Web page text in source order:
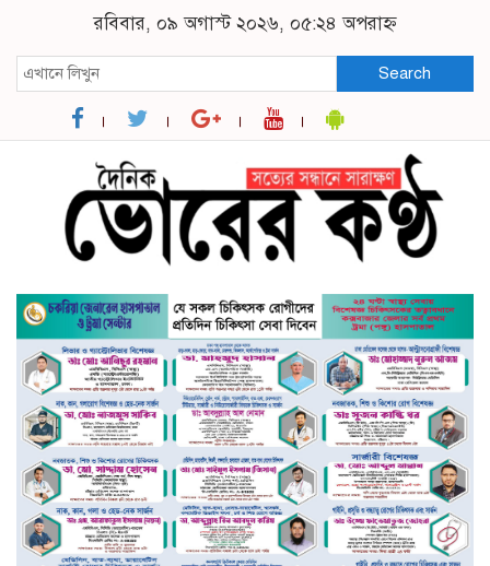
রবিবার, ০৯ অগাস্ট ২০২৬, ০৫:২৪ অপরাহ্ন
Search